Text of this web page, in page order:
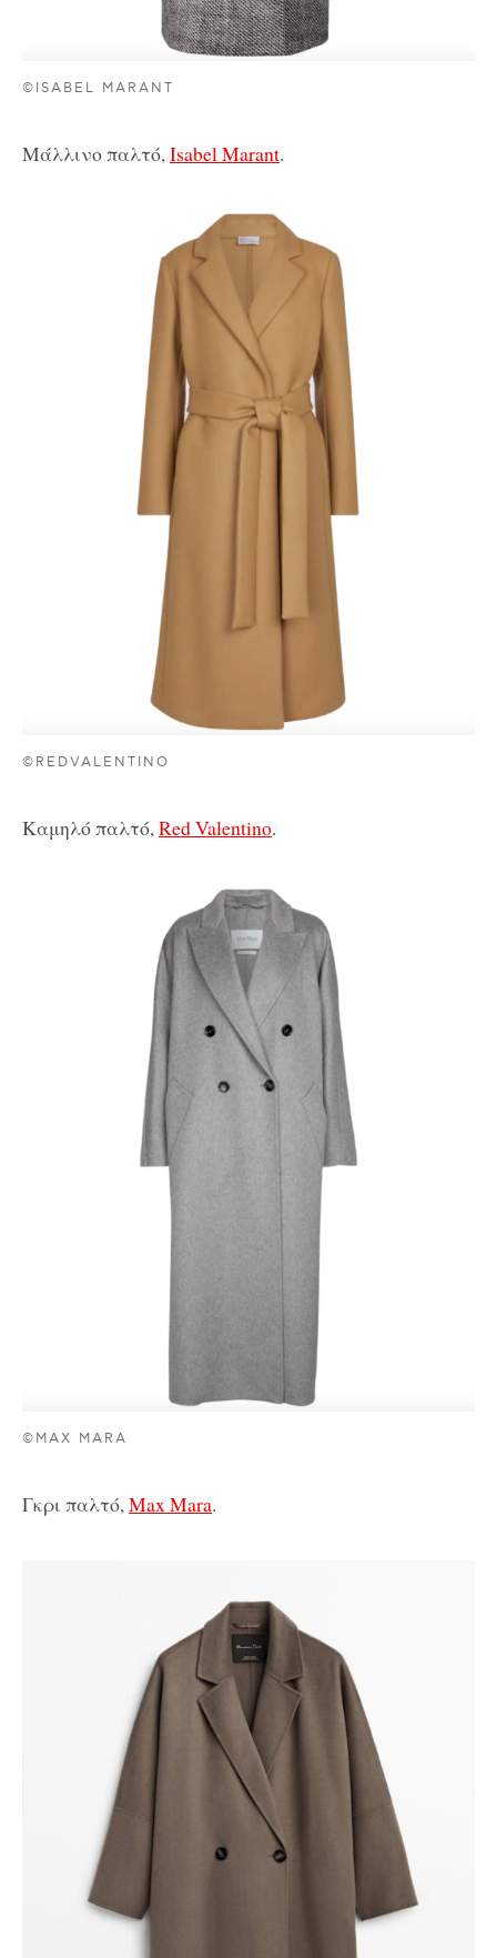
©ISABEL MARANT
Μάλλινο παλτό,Isabel Marant.
©REDVALENTINO
Καμηλό παλτό,Red Valentino.
©MAX MARA
Γκρι παλτό,Max Mara.